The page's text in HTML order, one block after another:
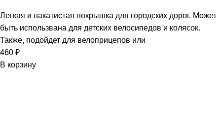
Легкая и накатистая покрышка для городских дорог. Может
быть использвана для детских велосипедов и колясок.
Также, подойдет для велоприцепов или
460 ₽
В корзину